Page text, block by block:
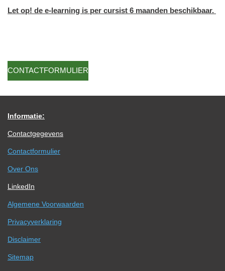
Let op! de e-learning is per cursist 6 maanden beschikbaar.
CONTACTFORMULIER
Informatie:
Contactgegevens
Contactformulier
Over Ons
LinkedIn
Algemene Voorwaarden
Privacyverklaring
Disclaimer
Sitemap